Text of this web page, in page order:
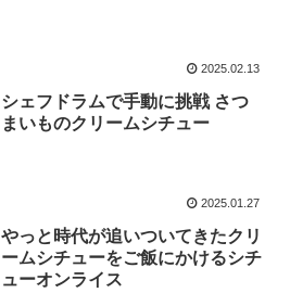
2025.02.13
シェフドラムで手動に挑戦 さつ
まいものクリームシチュー
2025.01.27
やっと時代が追いついてきたクリ
ームシチューをご飯にかけるシチ
ューオンライス